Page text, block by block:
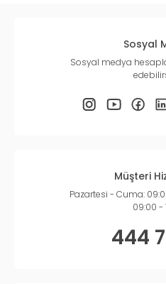
Sosyal
Sosyal medya
Müşteri
Pazartesi - Cuma:
09:00 -
444